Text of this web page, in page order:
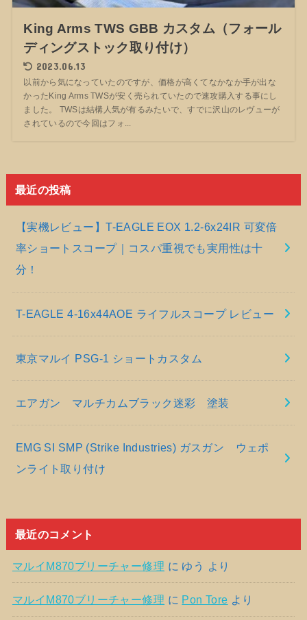
King Arms TWS GBB カスタム（フォール
ディングストック取り付け）
2023.06.13
以前から気になっていたのですが、価格が高くてなかなか手が出な
かったKing Arms TWSが安く売られていたので速攻購入する事にし
ました。 TWSは結構人気が有るみたいで、すでに沢山のレヴューが
されているので今回はフォ...
最近の投稿
【実機レビュー】T-EAGLE EOX 1.2-6x24IR 可変倍
率ショートスコープ｜コスパ重視でも実用性は十
分！
T-EAGLE 4-16x44AOE ライフルスコープ レビュー
東京マルイ PSG-1 ショートカスタム
エアガン マルチカムブラック迷彩 塗装
EMG SI SMP (Strike Industries) ガスガン ウェポ
ンライト取り付け
最近のコメント
マルイM870ブリーチャー修理 に ゆう より
マルイM870ブリーチャー修理 に Pon Tore より